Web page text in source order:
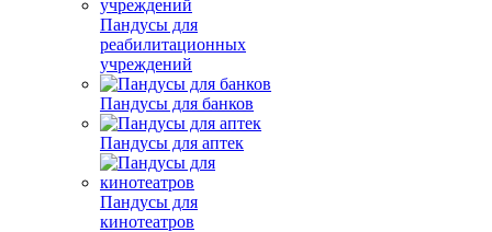
Пандусы для
реабилитационных
учреждений
Пандусы для банков
Пандусы для аптек
Пандусы для
кинотеатров